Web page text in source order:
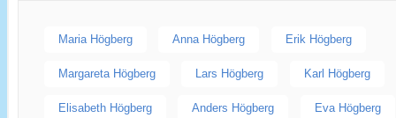
Maria Högberg Anna Högberg Erik Högberg
Margareta Högberg Lars Högberg Karl Högberg
Elisabeth Högberg Anders Högberg Eva Högberg